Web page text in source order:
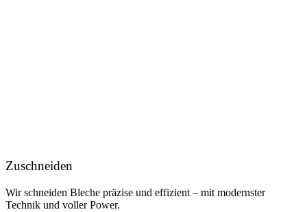
Zuschneiden
Wir schneiden Bleche präzise und effizient – mit modernster
Technik und voller Power.